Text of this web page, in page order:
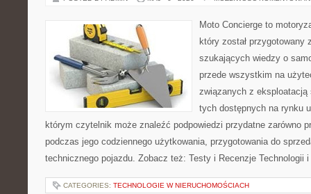
Moto Concierge to
który został przygotowany
szukających wiedzy o
przede wszystkim na
związanych z eksploatacją
tych dostępnych na rynku
którym czytelnik może znaleźć podpowiedzi przydatne zarówno
podczas jego codziennego użytkowania, przygotowania do
technicznego pojazdu. Zobacz też: Testy i Recenzje
CATEGORIES: TECHNOLOGIE W NIERUCHOMOŚCIACH